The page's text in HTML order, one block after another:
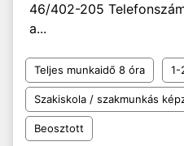
46/402-205
a...
Teljes munkaidő 8 óra 1-
Szakiskola / szakmunkás
Beosztott